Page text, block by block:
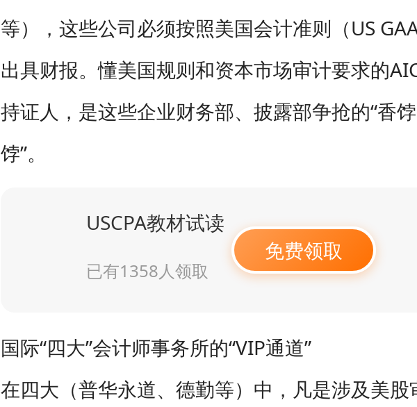
等），这些公司必须按照美国会计准则（US
出具财报。懂美国规则和资本市场审计要求的
持证人，是这些企业财务部、披露部争抢的“香饽
饽”。
USCPA教材试读
已有1358人领取
免费领取
国际“四大”会计师事务所的“VIP通道”
在四大（普华永道、德勤等）中，凡是涉及美股